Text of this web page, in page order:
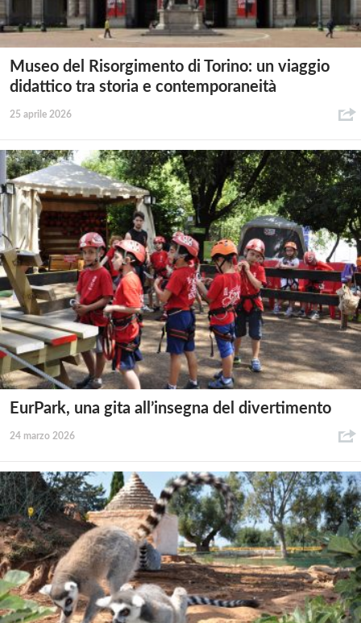
Museo del Risorgimento di Torino: un viaggio
didattico tra storia e contemporaneità
25 aprile 2026
EurPark, una gita all’insegna del divertimento
24 marzo 2026